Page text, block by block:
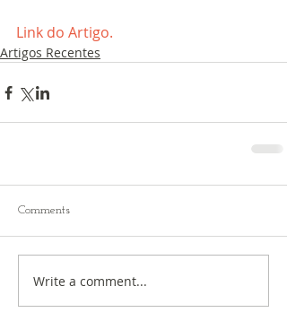
Link do Artigo.
Artigos Recentes
Comments
Write a comment...